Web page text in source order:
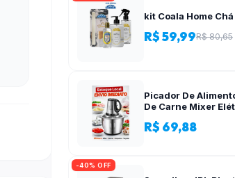
kit Coala Home
R$ 59,99R$ 80,65
Picador De
De Carne Mixer
Alho – 110v-220v
R$ 69,88
-40% OFF